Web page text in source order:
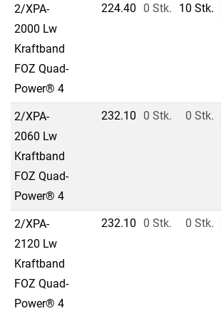
2/XPA-
2000 Lw
Kraftband
FOZ Quad-
Power® 4
224.40 0 Stk. 10 Stk.
2/XPA-
2060 Lw
Kraftband
FOZ Quad-
Power® 4
232.10 0 Stk. 0 Stk.
2/XPA-
2120 Lw
Kraftband
FOZ Quad-
Power® 4
232.10 0 Stk. 0 Stk.